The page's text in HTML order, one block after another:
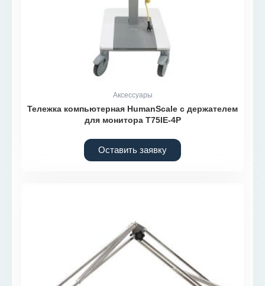
Аксессуары
Тележка компьютерная HumanScale с держателем
для монитора T75IE-4P
Оставить заявку